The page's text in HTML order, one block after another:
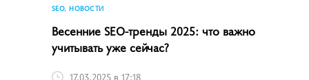
SEO, НОВОСТИ
Весенние SEO-тренды 2025: что важно
учитывать уже сейчас?
17.03.2025 в 17:18